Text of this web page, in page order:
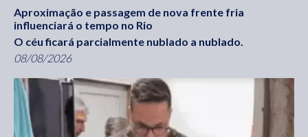
Aproximação e passagem de nova frente fria
influenciará o tempo no Rio
O céu ficará parcialmente nublado a nublado.
08/08/2026